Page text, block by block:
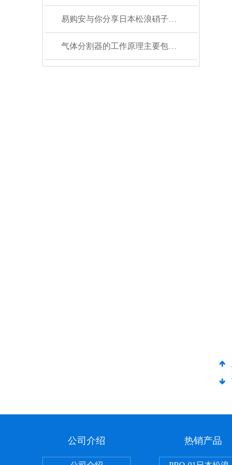
易购安与你分享日本松浪硝子和玉之间的区别
气体分割器的工作原理主要包括以下3个方面
公司介绍 热销产品